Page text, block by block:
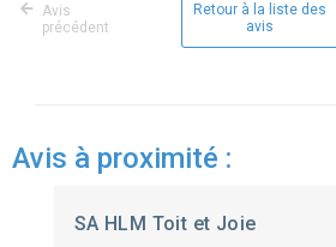
Avis
précédent
Retour à la liste des
avis
Avis à proximité :
SA HLM Toit et Joie